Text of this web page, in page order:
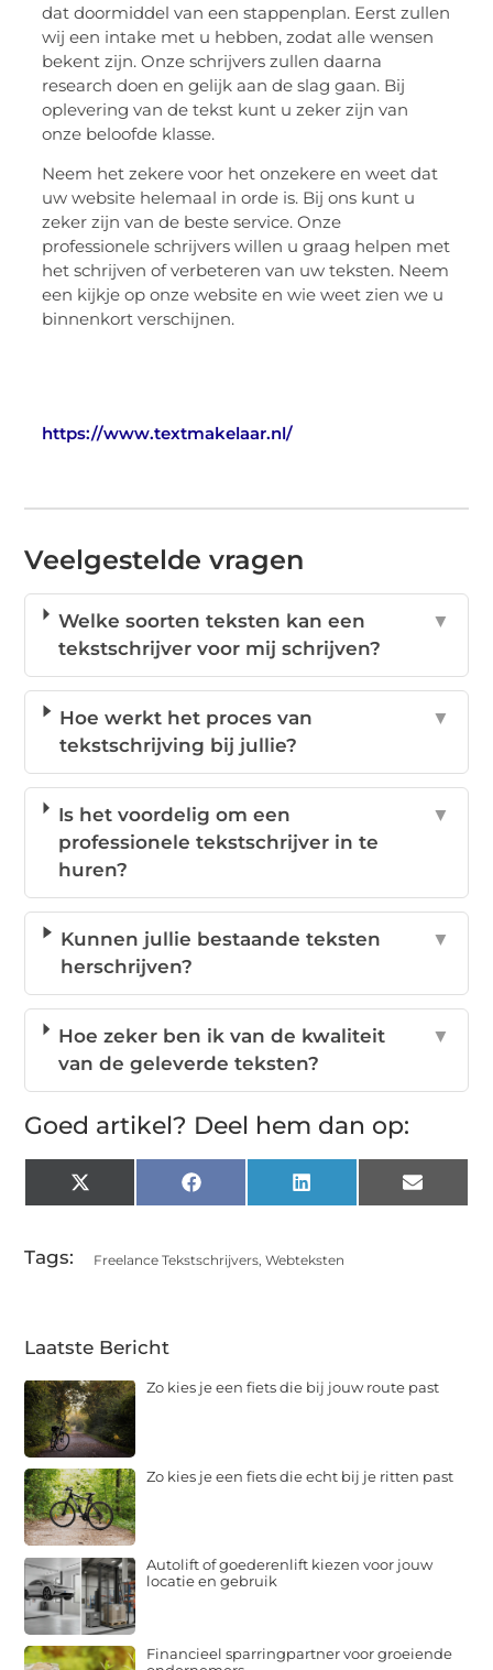
dat doormiddel van een stappenplan. Eerst zullen
wij een intake met u hebben, zodat alle wensen
bekent zijn. Onze schrijvers zullen daarna
research doen en gelijk aan de slag gaan. Bij
oplevering van de tekst kunt u zeker zijn van
onze beloofde klasse.
Neem het zekere voor het onzekere en weet dat
uw website helemaal in orde is. Bij ons kunt u
zeker zijn van de beste service. Onze
professionele schrijvers willen u graag helpen met
het schrijven of verbeteren van uw teksten. Neem
een kijkje op onze website en wie weet zien we u
binnenkort verschijnen.
https://www.textmakelaar.nl/
Veelgestelde vragen
Welke soorten teksten kan een
tekstschrijver voor mij schrijven?
▼
Hoe werkt het proces van
tekstschrijving bij jullie?
▼
Is het voordelig om een
professionele tekstschrijver in te
huren?
▼
Kunnen jullie bestaande teksten
herschrijven?
▼
Hoe zeker ben ik van de kwaliteit
van de geleverde teksten?
▼
Goed artikel? Deel hem dan op:
X
(Twitter)
Facebook LinkedIn Email
Tags: Freelance Tekstschrijvers,Webteksten
Laatste Bericht
Zo kies je een fiets die bij jouw route past
Zo kies je een fiets die echt bij je ritten past
Autolift of goederenlift kiezen voor jouw
locatie en gebruik
Financieel sparringpartner voor groeiende